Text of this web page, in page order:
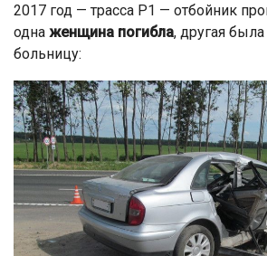
2017 год — трасса Р1 — отбойник
одна женщина погибла, другая
больницу: